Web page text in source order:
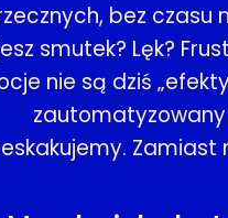
bez czasu
smutek? Lęk?
nie są dziś